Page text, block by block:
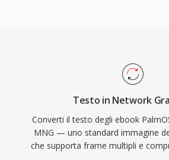
Testo in Network
Converti il testo degli ebook
MNG — uno standard immagine
che supporta frame multipli e